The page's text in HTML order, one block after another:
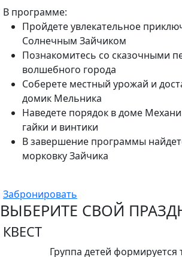
В программе:
Пройдете увлекательное
Солнечным Зайчиком
Познакомитесь со сказочными
волшебного города
Соберете местный урожай и
домик Мельника
Наведете порядок в доме
гайки и винтики
В завершение программы
морковку Зайчика
Забронировать
ВЫБЕРИТЕ СВОЙ
КВЕСТ
Группа детей формируется